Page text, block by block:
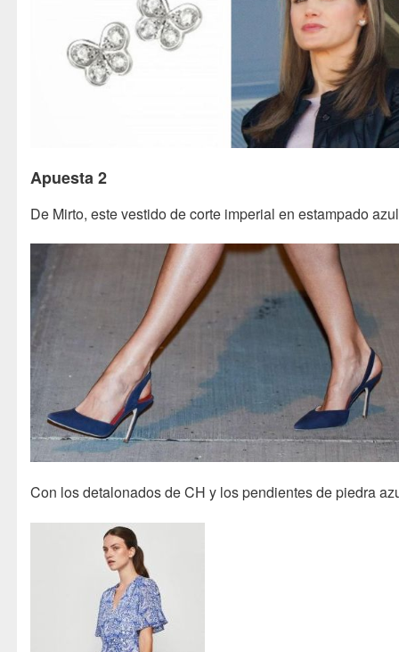
Apuesta 2
De Mirto, este vestido de corte imperial en estampado
Con los detalonados de CH y los pendientes de piedra